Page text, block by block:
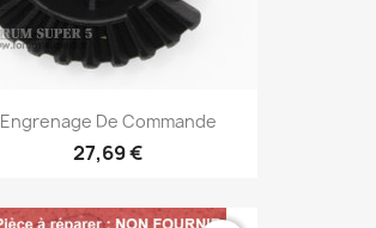
Engrenage De Commande
27,69 €